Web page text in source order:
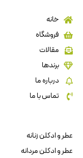
خانه
فروشگاه
مقالات
برندها
درباره ما
تماس با ما
عطر و ادکلن زنانه
عطر و ادکلن مردانه